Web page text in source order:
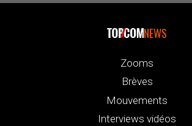
NEWS
Zooms
Brèves
Mouvements
Interviews vidéos